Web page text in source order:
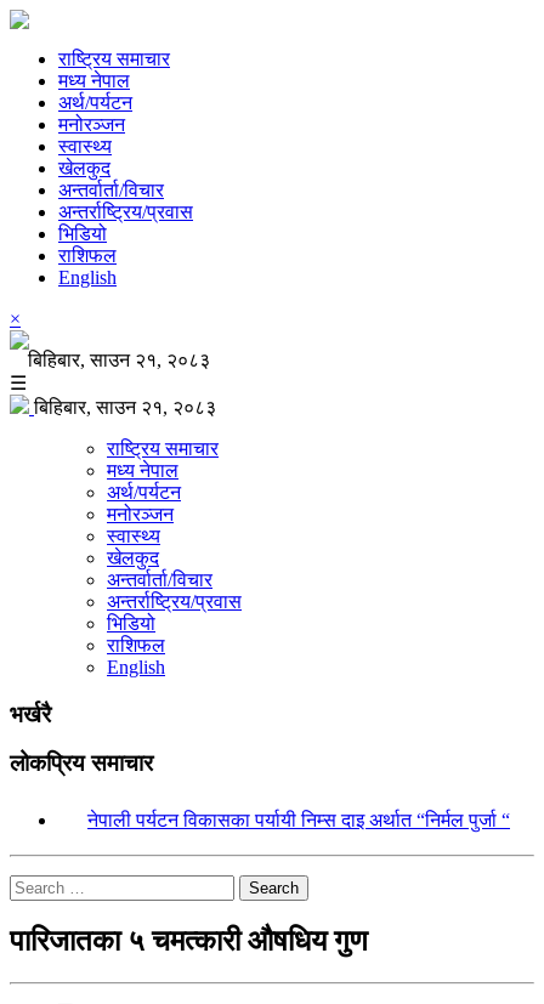
राष्ट्रिय समाचार
मध्य नेपाल
अर्थ/पर्यटन
मनोरञ्जन
स्वास्थ्य
खेलकुद
अन्तर्वार्ता/विचार
अन्तर्राष्ट्रिय/प्रवास
भिडियो
राशिफल
English
×
बिहिबार, साउन २१, २०८३
☰
बिहिबार, साउन २१, २०८३
राष्ट्रिय समाचार
मध्य नेपाल
अर्थ/पर्यटन
मनोरञ्जन
स्वास्थ्य
खेलकुद
अन्तर्वार्ता/विचार
अन्तर्राष्ट्रिय/प्रवास
भिडियो
राशिफल
English
भर्खरै
लोकप्रिय समाचार
नेपाली पर्यटन विकासका पर्यायी निम्स दाइ अर्थात “निर्मल पुर्जा “
Search
पारिजातका ५ चमत्कारी औषधिय गुण